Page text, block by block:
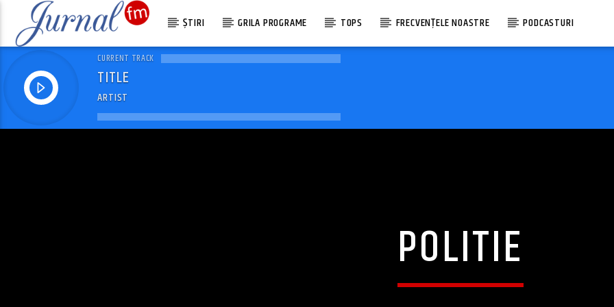
ȘTIRI GRILA PROGRAME TOPS FRECVENȚELE NOASTRE PODCASTURI
CURRENT TRACK
TITLE
ARTIST
POLITIE